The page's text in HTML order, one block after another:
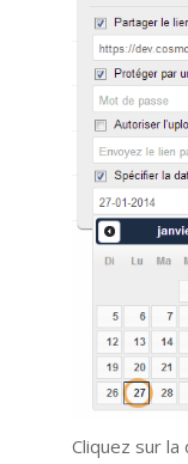
Cliquez sur la